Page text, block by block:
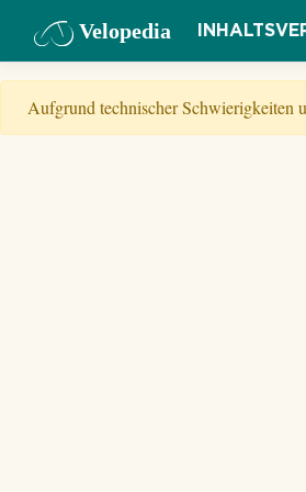
Velopedia
Aufgrund technischer Schwierigkeiten